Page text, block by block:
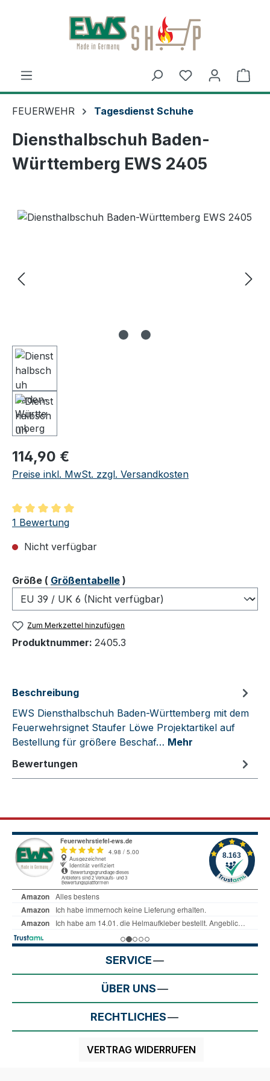
Zum Hauptinhalt springen
FEUERWEHR Tagesdienst Schuhe
Diensthalbschuh Baden-
Württemberg EWS 2405
Regulärer Preis:
114,90 €
Preise inkl. MwSt. zzgl. Versandkosten
Durchschnittliche Bewertung von 5 von 5 Sternen
1 Bewertung
Nicht verfügbar
Größeauswählen
( Größentabelle )
Zum Merkzettel hinzufügen
Produktnummer: 2405.3
Beschreibung
EWS Diensthalbschuh Baden-Württemberg mit dem
Feuerwehrsignet Staufer Löwe Projektartikel auf
Bestellung für größere Beschaf… Mehr
Bewertungen
SERVICE
ÜBER UNS
RECHTLICHES
VERTRAG WIDERRUFEN